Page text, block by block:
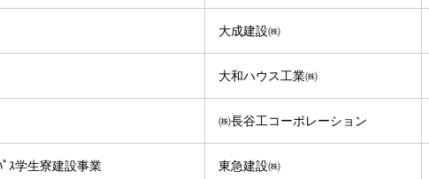
大成建設㈱
大和ハウス工業㈱
㈱長谷工コーポレーション
ｽ学生寮建設事業 東急建設㈱